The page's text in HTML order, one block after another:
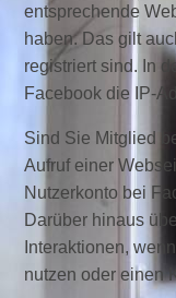
entsprechende
haben. Das gilt
registriert sind. In
Facebook die IP-
Sind Sie Mitglied
Aufruf einer
Nutzerkonto bei
Darüber hinaus
Interaktionen,
nutzen oder einen